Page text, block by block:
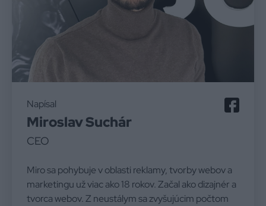
Napísal
Miroslav Suchár
CEO
Miro sa pohybuje v oblasti reklamy, tvorby webov a
marketingu už viac ako 18 rokov. Začal ako dizajnér a
tvorca webov. Z neustálym sa zvyšujúcim počtom